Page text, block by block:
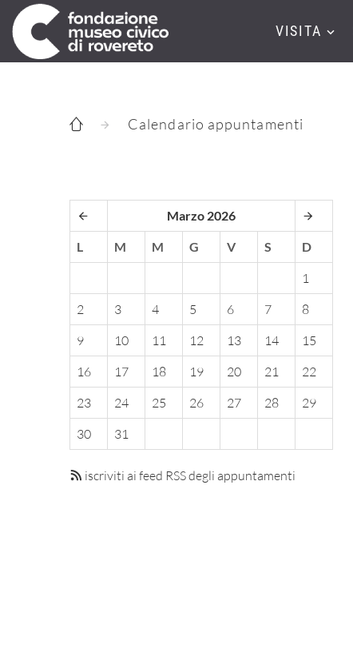
VISITA
Calendario appuntamenti
Marzo 2026
L M M G V S D
1
2
3 4 5 6 7
8
9
10 11 12 13 14
15
16
17 18 19 20 21
22
23
24 25 26 27 28
29
30
31
iscriviti ai feed RSS degli appuntamenti